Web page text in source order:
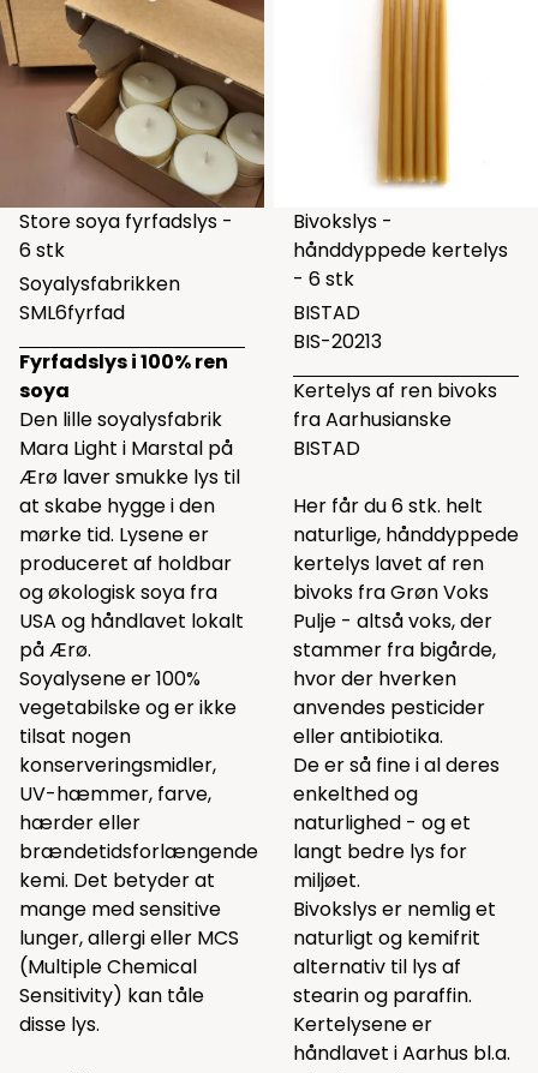
Store soya fyrfadslys -
6 stk
Soyalysfabrikken
SML6fyrfad
Fyrfadslys i 100% ren
soya
Den lille soyalysfabrik
Mara Light i Marstal på
Ærø laver smukke lys til
at skabe hygge i den
mørke tid. Lysene er
produceret af holdbar
og økologisk soya fra
USA og håndlavet lokalt
på Ærø.
Soyalysene er 100%
vegetabilske og er ikke
tilsat nogen
konserveringsmidler,
UV-hæmmer, farve,
hærder eller
brændetidsforlængende
kemi. Det betyder at
mange med sensitive
lunger, allergi eller MCS
(Multiple Chemical
Sensitivity) kan tåle
disse lys.
Bivokslys -
hånddyppede kertelys
- 6 stk
BISTAD
BIS-20213
Kertelys af ren bivoks
fra Aarhusianske
BISTAD
Her får du 6 stk. helt
naturlige, hånddyppede
kertelys lavet af ren
bivoks fra Grøn Voks
Pulje - altså voks, der
stammer fra bigårde,
hvor der hverken
anvendes pesticider
eller antibiotika.
De er så fine i al deres
enkelthed og
naturlighed - og et
langt bedre lys for
miljøet.
Bivokslys er nemlig et
naturligt og kemifrit
alternativ til lys af
stearin og paraffin.
Kertelysene er
håndlavet i Aarhus bl.a.